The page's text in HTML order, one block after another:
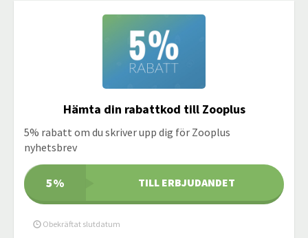
Hämta din rabattkod till Zooplus
5% rabatt om du skriver upp dig för Zooplus
nyhetsbrev
5% TILL ERBJUDANDET
Obekräftat slutdatum